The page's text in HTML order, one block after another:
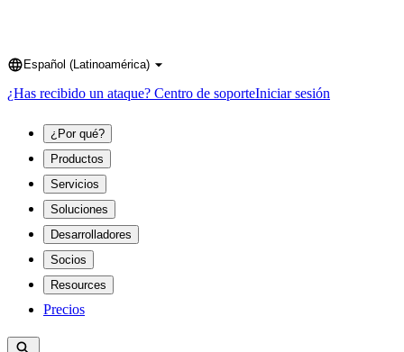
Language
Español (Latinoamérica)
¿Has recibido un ataque? Centro de soporteIniciar sesión
¿Por qué?
Productos
Servicios
Soluciones
Desarrolladores
Socios
Resources
Precios